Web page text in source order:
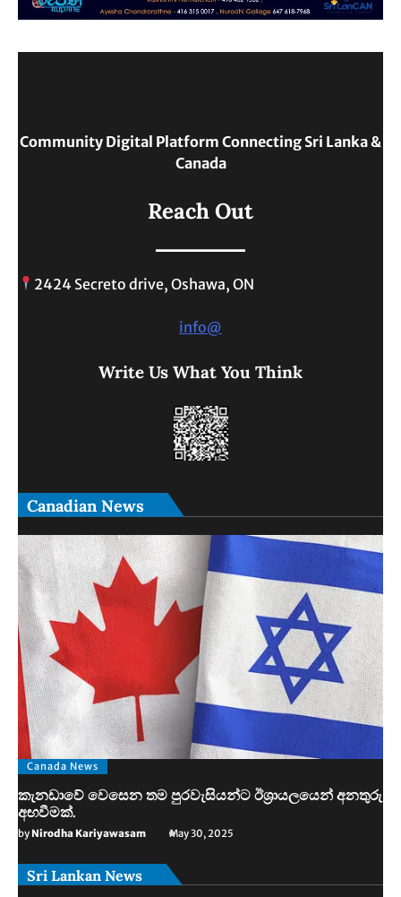
Community Digital Platform Connecting Sri Lanka &
Canada
Reach Out
2424 Secreto drive, Oshawa, ON
info@
Write Us What You Think
Canadian News
Canada News
කැනඩාවේ වෙසෙන තම පුරවැසියන්ට ඊශ්‍රායලයෙන් අනතුරු
අඟවීමක්.
byNirodha Kariyawasam May 30, 2025
Sri Lankan News